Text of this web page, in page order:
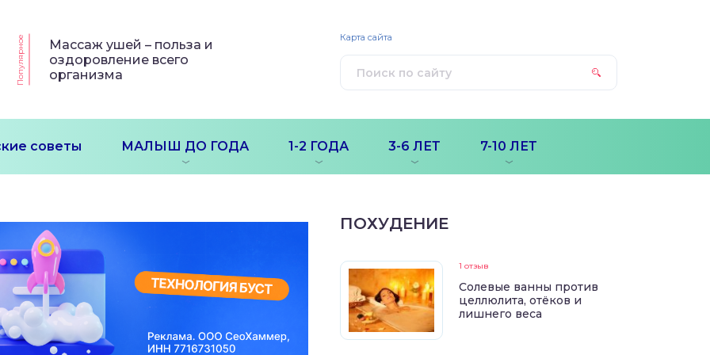
Популярное
Массаж ушей – польза и
оздоровление всего
организма
советы МАЛЫШ ДО ГОДА 1-2 ГОДА 3-6 ЛЕТ 7-10 ЛЕТ
Карта сайта
ПОХУДЕНИЕ
1 отзыв
Солевые ванны против
целлюлита, отёков и
лишнего веса